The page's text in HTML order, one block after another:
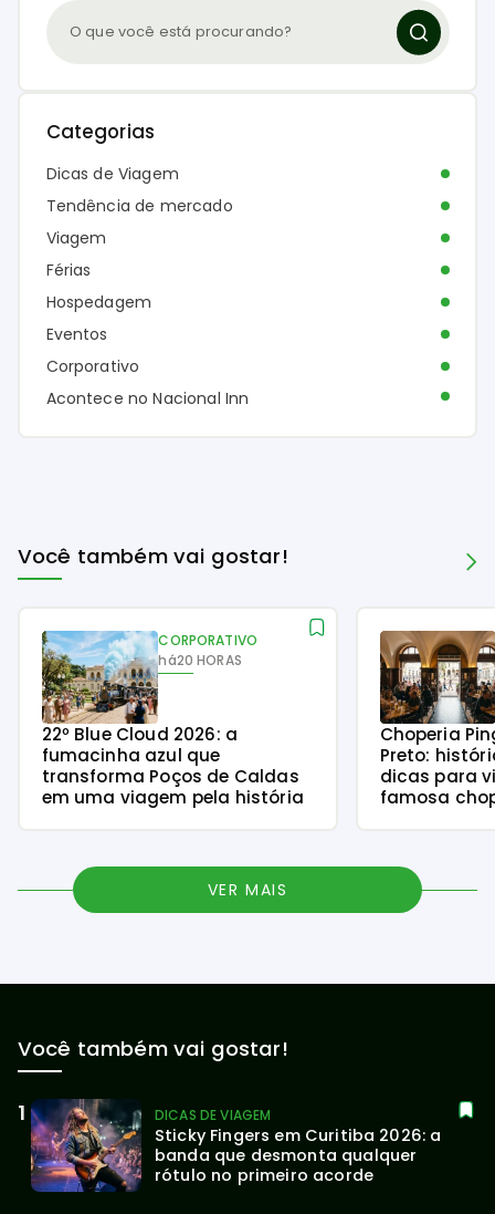
Categorias
Dicas de Viagem
Tendência de mercado
Viagem
Férias
Hospedagem
Eventos
Corporativo
Acontece no Nacional Inn
Você também vai gostar!
CORPORATIVO
há20 HORAS
22º Blue Cloud 2026: a
fumacinha azul que
transforma Poços de Caldas
em uma viagem pela história
Choperia
Preto:
dicas para
famosa
VER MAIS
Você também vai gostar!
DICAS DE VIAGEM
Sticky Fingers em Curitiba 2026: a
banda que desmonta qualquer
rótulo no primeiro acorde